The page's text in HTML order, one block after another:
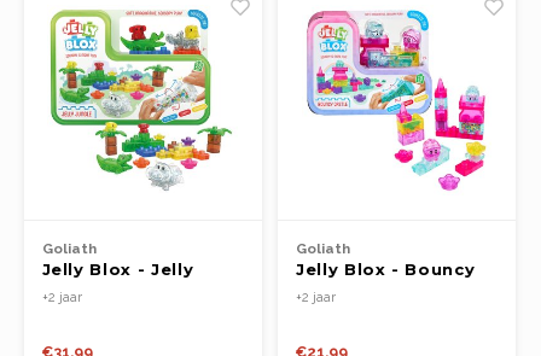
Goliath
Jelly Blox - Jelly
Jungle
+2 jaar
€31,99
Goliath
Jelly Blox - Bouncy
Castle
+2 jaar
€21,99